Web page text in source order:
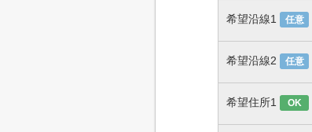
希望沿線1 任意
希望沿線2 任意
希望住所1 OK